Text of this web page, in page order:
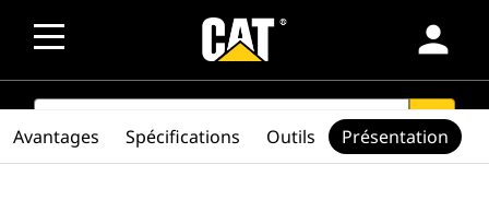
person
SEARCH search
Avantages Spécifications Outils Présentation